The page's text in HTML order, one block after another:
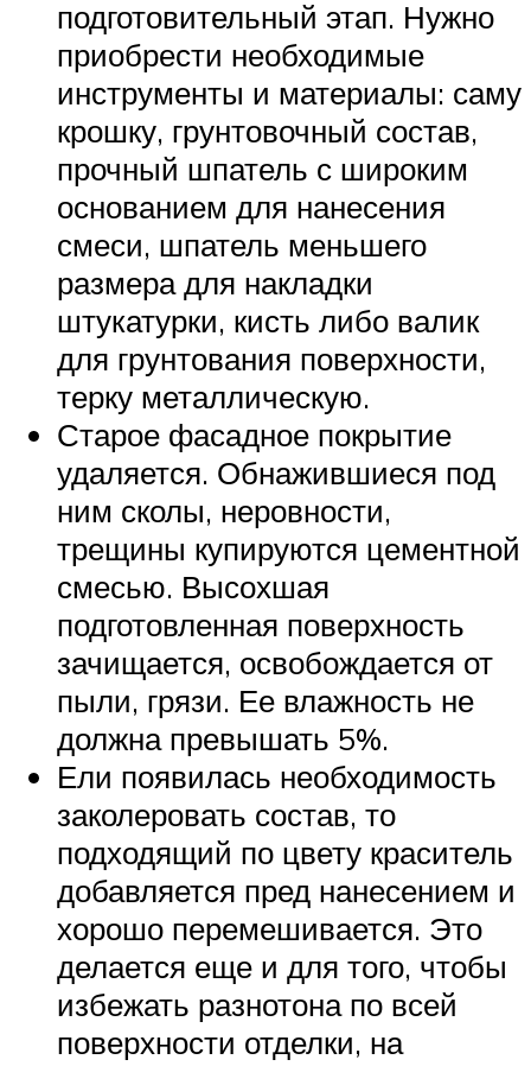
подготовительный этап. Нужно
приобрести необходимые
инструменты и материалы: саму
крошку, грунтовочный состав,
прочный шпатель с широким
основанием для нанесения
смеси, шпатель меньшего
размера для накладки
штукатурки, кисть либо валик
для грунтования поверхности,
терку металлическую.
Старое фасадное покрытие
удаляется. Обнажившиеся под
ним сколы, неровности,
трещины купируются цементной
смесью. Высохшая
подготовленная поверхность
зачищается, освобождается от
пыли, грязи. Ее влажность не
должна превышать 5%.
Ели появилась необходимость
заколеровать состав, то
подходящий по цвету краситель
добавляется пред нанесением и
хорошо перемешивается. Это
делается еще и для того, чтобы
избежать разнотона по всей
поверхности отделки, на